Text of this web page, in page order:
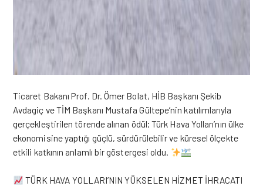
Ticaret Bakanı Prof. Dr. Ömer Bolat, HİB Başkanı Şekib
Avdagiç ve TİM Başkanı Mustafa Gültepe’nin katılımlarıyla
gerçekleştirilen törende alınan ödül; Türk Hava Yolları’nın ülke
ekonomisine yaptığı güçlü, sürdürülebilir ve küresel ölçekte
etkili katkının anlamlı bir göstergesi oldu.
TÜRK HAVA YOLLARI’NIN YÜKSELEN HİZMET İHRACATI